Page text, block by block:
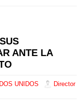
ANTE LA
UNIDOS
Director